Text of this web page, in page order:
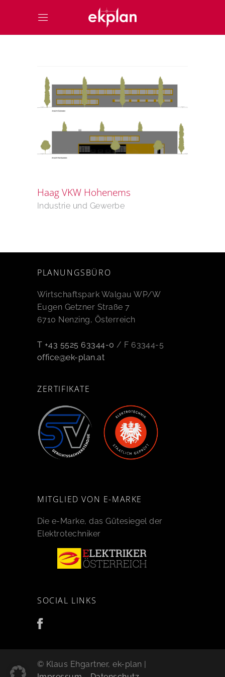
Haag VKW Hohenems
Industrie und Gewerbe
PLANUNGSBÜRO
Wirtschaftspark Walgau WP/W
Eugen Getzner Straße 7
6710 Nenzing, Österreich
T +43 5525 63344-0 / F 63344-5
office@ek-plan.at
ZERTIFIKATE
MITGLIED VON E-MARKE
Die e-Marke, das Gütesiegel der
Elektrotechniker
SOCIAL LINKS
© Klaus Ehgartner, ek-plan |